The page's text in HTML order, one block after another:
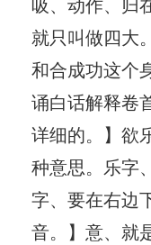
就只叫做四大
和合成功这个
诵白话解释卷
详细的。】欲
种意思。乐字
字、要在右边
音。】意、就